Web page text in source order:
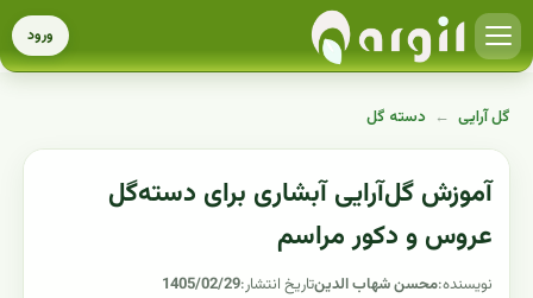
ورود
گل آرایی ← دسته گل
آموزش گل‌آرایی آبشاری برای دسته‌گل
عروس و دکور مراسم
نویسنده:محسن شهاب الدینتاریخ انتشار:1405/02/29